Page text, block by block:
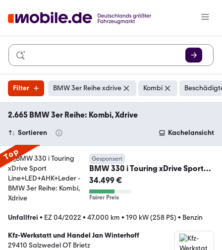
Filter BMW 3er Reihe xdrive Kombi
2.665 BMW 3er Reihe: Kombi, Xdrive
Sortieren Kachelansicht
Top Gesponsert
BMW 330 i Touring xDrive Sport
Line+LED+AHK+Leder
34.499 €
Fairer Preis
Unfallfrei • EZ 04/2022 • 47.000 km • 190 kW (258 PS) • Benzin
Kfz-Werkstatt und Handel Jan Winterhoff
29410 Salzwedel OT Brietz